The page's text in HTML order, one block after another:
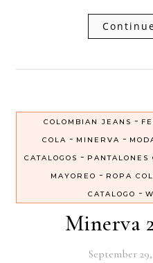
COLOMBIAN JEANS -
COLA - MINERVA -
CATALOGOS - PANTALONES
MAYOREO - ROPA
CATALOGO -
Minerva
September 29,